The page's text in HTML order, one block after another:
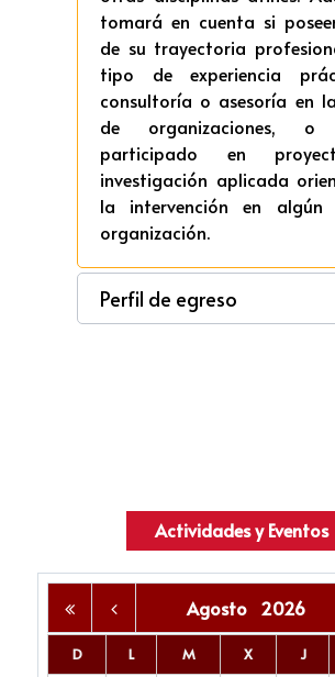
tomará en cuenta si
de su trayectoria
tipo de experiencia
consultoría o asesoría en
de organizaciones,
participado en
investigación aplicada
la intervención en
organización.
Perfil de egreso
Actividades y Eventos
Agosto 2026
D L M X J